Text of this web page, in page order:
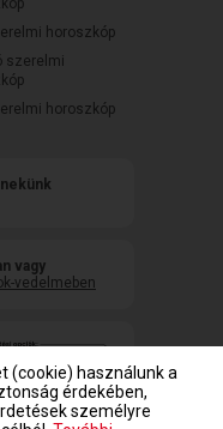
horoszkóp
szerelmi
horoszkóp
vagy
vedelmeben
(cookie) használunk a
érdekében,
személyre